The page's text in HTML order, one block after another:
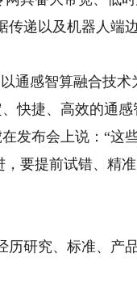
传递以及机器人端
感智算融合技术
快捷、高效的通感
布会上说：“这
要提前试错、精
研究、标准、产